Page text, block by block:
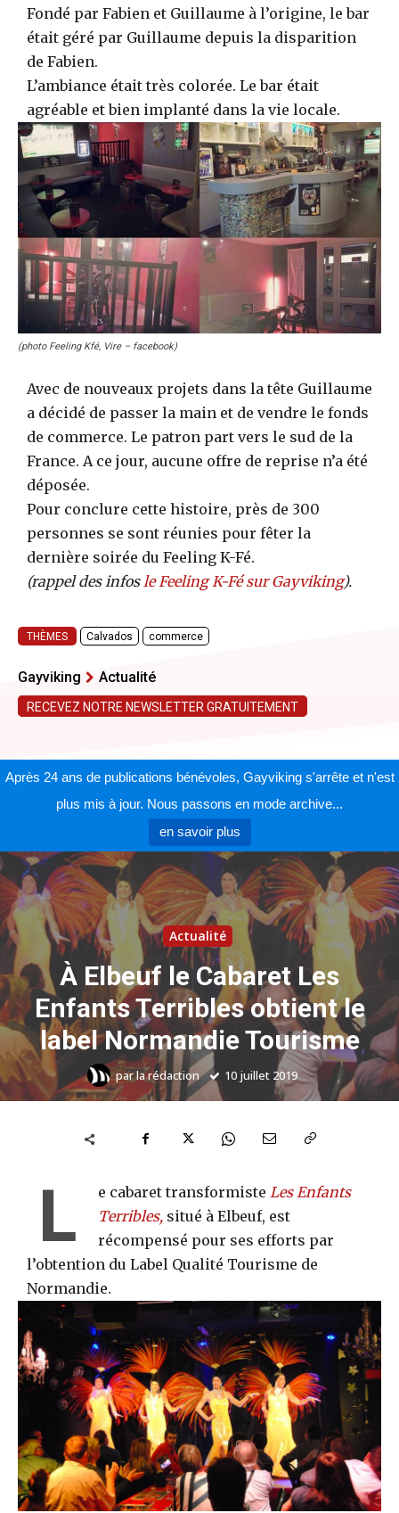
Fondé par Fabien et Guillaume à l’origine, le bar
était géré par Guillaume depuis la disparition
de Fabien.
L’ambiance était très colorée. Le bar était
agréable et bien implanté dans la vie locale.
(photo Feeling Kfé, Vire – facebook)
Avec de nouveaux projets dans la tête Guillaume
a décidé de passer la main et de vendre le fonds
de commerce. Le patron part vers le sud de la
France. A ce jour, aucune offre de reprise n’a été
déposée.
Pour conclure cette histoire, près de 300
personnes se sont réunies pour fêter la
dernière soirée du Feeling K-Fé.
(rappel des infos le Feeling K-Fé sur Gayviking).
THÈMES Calvados commerce
Gayviking Actualité
RECEVEZ NOTRE NEWSLETTER GRATUITEMENT